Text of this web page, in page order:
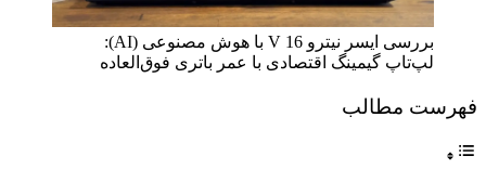
بررسی ایسر نیترو V 16 با هوش مصنوعی (AI):
لپ‌تاپ گیمینگ اقتصادی با عمر باتری فوق‌العاده
فهرست مطالب